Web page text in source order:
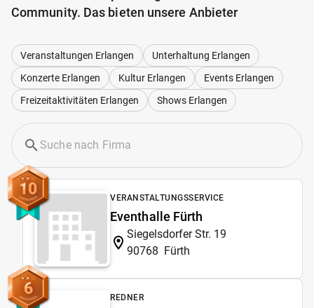
Community. Das bieten unsere Anbieter
Veranstaltungen Erlangen
Unterhaltung Erlangen
Konzerte Erlangen
Kultur Erlangen
Events Erlangen
Freizeitaktivitäten Erlangen
Shows Erlangen
10 VERANSTALTUNGSSERVICE
Eventhalle Fürth
Siegelsdorfer Str. 19
90768 Fürth
6 REDNER